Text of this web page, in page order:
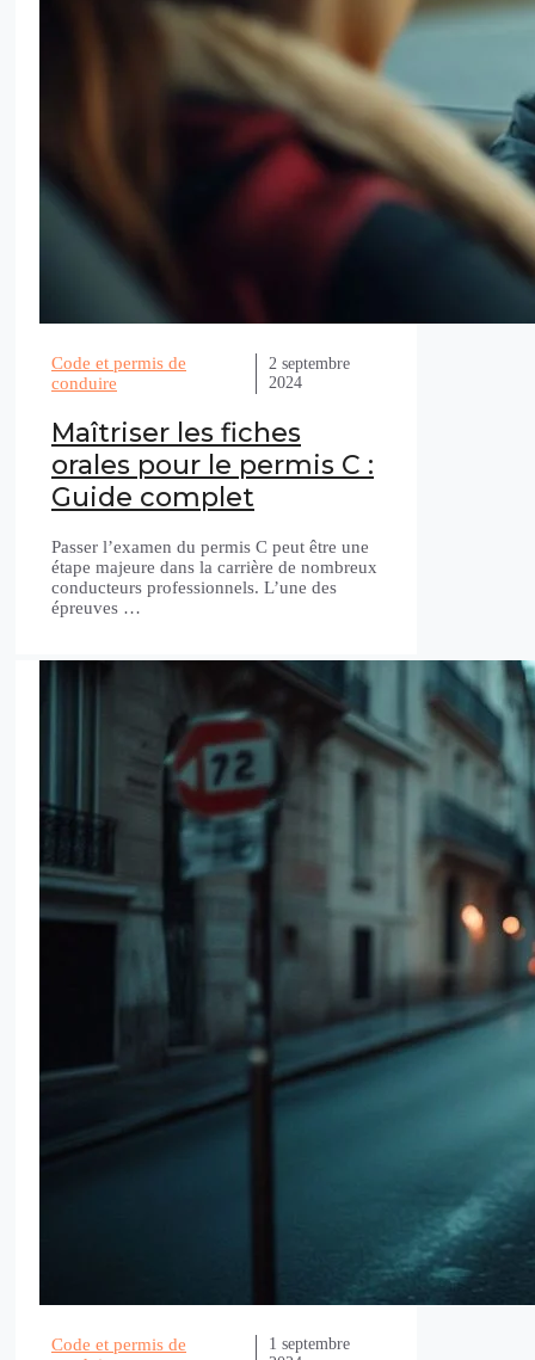
Code et permis de
conduire
2 septembre
2024
Maîtriser les fiches
orales pour le permis C :
Guide complet
Passer l’examen du permis C peut être une
étape majeure dans la carrière de nombreux
conducteurs professionnels. L’une des
épreuves …
Code et permis de
1 septembre